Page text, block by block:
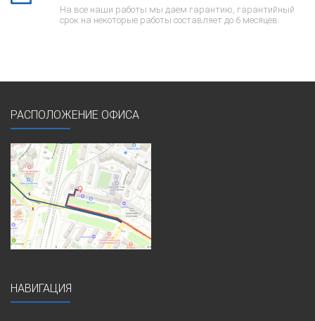
На все наши работы мы даем гарантию, гарантийный
срок на некоторые работы составляет до 6 месяцев.
РАСПОЛОЖЕНИЕ ОФИСА
НАВИГАЦИЯ